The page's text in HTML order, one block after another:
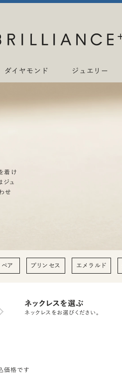
ダイヤモンド ジュエリー
着け
ジュ
せ
ペア プリンセス エメラルド
ネックレスを選ぶ
ネックレスをお選びください。
価格です